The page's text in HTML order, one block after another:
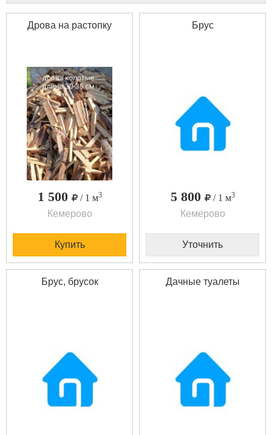
Дрова на растопку
1 500 / 1 м3
Кемерово
Купить
Брус
5 800 / 1 м3
Кемерово
Уточнить
Брус, брусок Дачные туалеты